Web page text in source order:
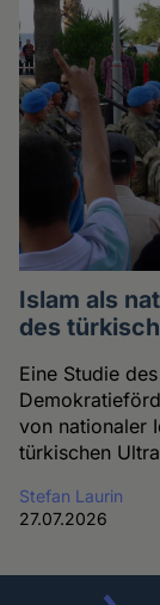
Islam als
des
Eine Studie
von nationaler
türkischen
Stefan Laurin
27.07.2026